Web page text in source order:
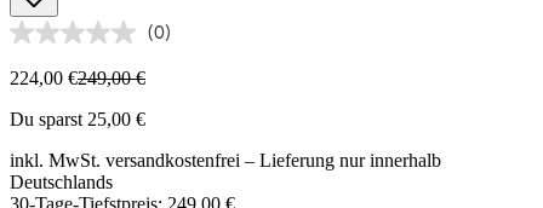
(0)
224,00 €249,00 €
Du sparst 25,00 €
inkl. MwSt. versandkostenfrei – Lieferung nur innerhalb
Deutschlands
30-Tage-Tiefstpreis: 249,00 €